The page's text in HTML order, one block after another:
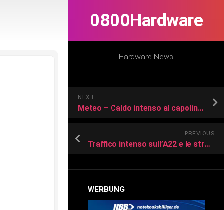
0800Hardware
Hardware News
NEXT
Meteo – Caldo intenso al capolinea sull’Italia, ma oggi ancora bollino rosso su 18 città
PREVIOUS
Traffico intenso sull’A22 e le strade principali
WERBUNG